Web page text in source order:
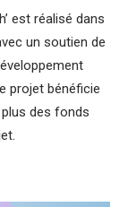
est réalisé dans
un soutien de
projet bénéficie
des fonds